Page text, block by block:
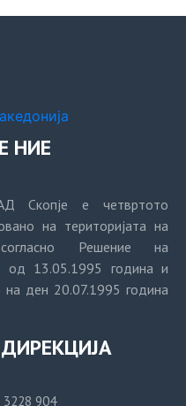
НИЕ
Скопје е четвртото
на територијата на
Решение на
од 13.05.1995 година и
на ден 20.07.1995 година
3228 904